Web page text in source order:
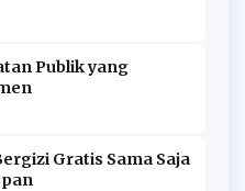
Publik yang
Gratis Sama Saja